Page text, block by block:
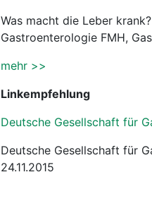
Was macht die Leber
Gastroenterologie FMH,
mehr >>
Linkempfehlung
Deutsche Gesellschaft für
Deutsche Gesellschaft für
24.11.2015